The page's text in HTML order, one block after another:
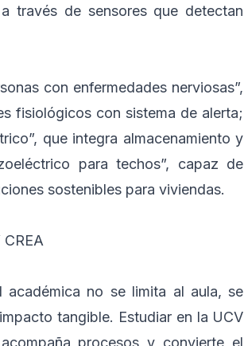
través de sensores que detectan
con enfermedades nerviosas”,
fisiológicos con sistema de alerta;
que integra almacenamiento y
para techos”, capaz de
sostenibles para viviendas.
académica no se limita al aula, se
tangible. Estudiar en la UCV
procesos y convierte el